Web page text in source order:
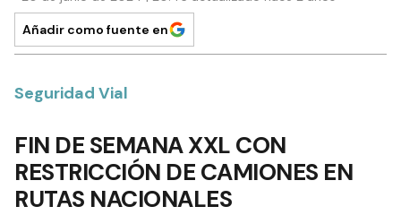
Añadir como fuente en
Seguridad Vial
FIN DE SEMANA XXL CON
RESTRICCIÓN DE CAMIONES EN
RUTAS NACIONALES